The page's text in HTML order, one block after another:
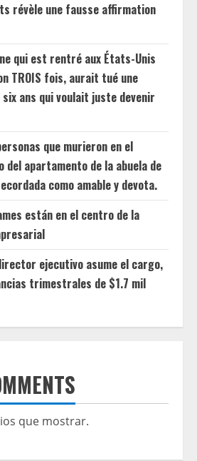
révèle une fausse affirmation
qui est rentré aux États-Unis
TROIS fois, aurait tué une
ans qui voulait juste devenir
que murieron en el
del apartamento de la abuela de
como amable y devota.
están en el centro de la
ejecutivo asume el cargo,
trimestrales de $1.7 mil
que mostrar.